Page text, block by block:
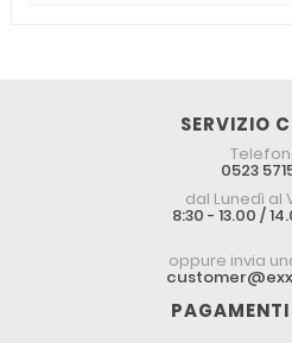
SERVIZIO
0523
dal Lunedì al
8:30 - 13.00 /
oppure invia